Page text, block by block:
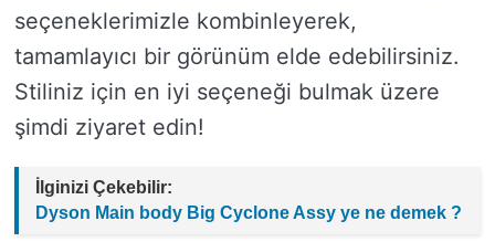
seçeneklerimizle kombinleyerek,
tamamlayıcı bir görünüm elde edebilirsiniz.
Stiliniz için en iyi seçeneği bulmak üzere
şimdi ziyaret edin!
İlginizi Çekebilir:
Dyson Main body Big Cyclone Assy ye ne demek ?